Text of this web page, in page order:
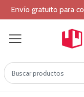
Envío gratuito para